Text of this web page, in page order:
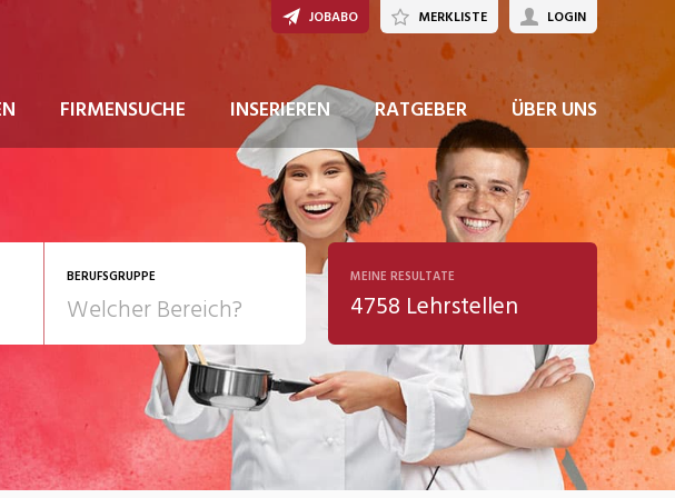
FIRMENSUCHE INSERIEREN RATGEBER ÜBER UNS
JOBABO MERKLISTE LOGIN
BERUFSGRUPPE
Gesundheit/Pflege/Soziales
Kultur
MEINE RESULTATE
4758 Lehrstellen